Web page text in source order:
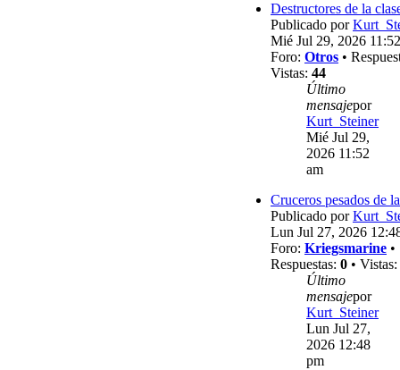
Destructores de la
Publicado por
Mié Jul 29, 2026
Foro: Otros •
Vistas: 44
Último
mensajepor
Kurt_Steiner
Mié Jul 29,
2026 11:52
am
Cruceros pesados de
Publicado por
Lun Jul 27, 2026
Foro: Kriegsmarine •
Respuestas: 0 • Vistas:
Último
mensajepor
Kurt_Steiner
Lun Jul 27,
2026 12:48
pm